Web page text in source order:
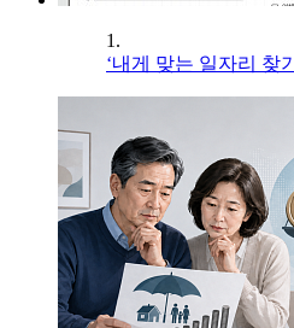
1.
‘내게 맞는 일자리 찾